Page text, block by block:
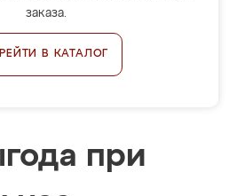
заказа.
В КАТАЛОГ
при